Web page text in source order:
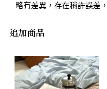
略有差異，存在稍許誤差
追加商品